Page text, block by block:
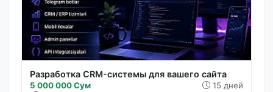
Разработка CRM-системы для вашего сайта
5 000 000 Сум 15 дней